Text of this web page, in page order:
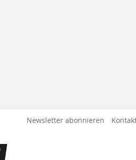
Newsletter abonnieren